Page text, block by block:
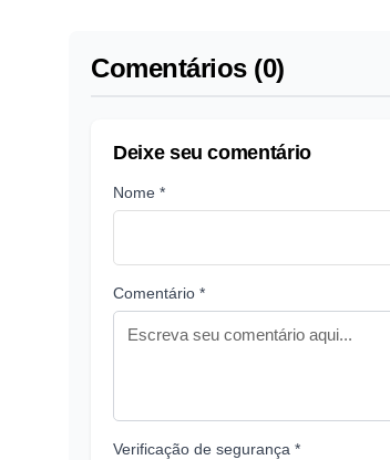
Comentários (0)
Deixe seu comentário
Nome *
Comentário *
Verificação de segurança *